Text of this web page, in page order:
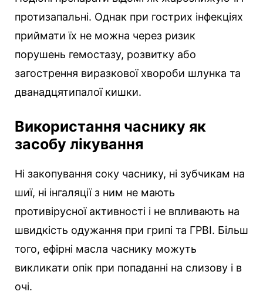
протизапальні. Однак при гострих інфекціях
приймати їх не можна через ризик
порушень гемостазу, розвитку або
загострення виразкової хвороби шлунка та
дванадцятипалої кишки.
Використання часнику як
засобу лікування
Ні закопування соку часнику, ні зубчикам на
шиї, ні інгаляції з ним не мають
противірусної активності і не впливають на
швидкість одужання при грипі та ГРВІ. Більш
того, ефірні масла часнику можуть
викликати опік при попаданні на слизову і в
очі.